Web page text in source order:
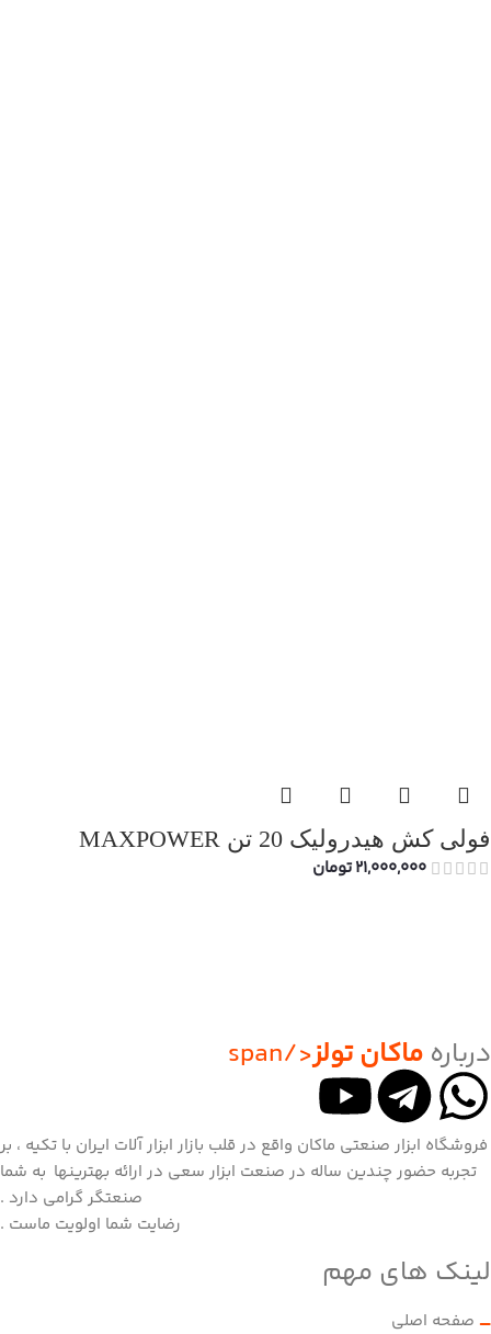
فولی کش هیدرولیک 20 تن MAXPOWER
21,000,000تومان
درباره ماکان تولز</span
فروشگاه ابزار صنعتی ماکان واقع در قلب بازار ابزار آلات ایران با تکیه ، بر
تجربه حضور چندین ساله در صنعت ابزار سعی در ارائه بهترینها به شما
صنعتگر گرامی دارد .
رضایت شما اولویت ماست .
لینک های مهم
صفحه اصلی